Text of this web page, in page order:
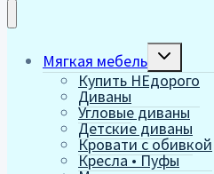
Мягкая мебель
меню
Купить НЕдорого
Диваны
Угловые диваны
Детские диваны
Кровати с обивкой
Кресла • Пуфы